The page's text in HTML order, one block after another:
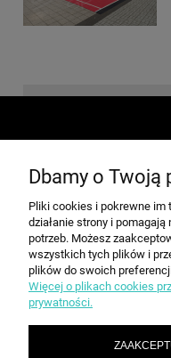
Dbamy o Twoją
Pliki cookies i pokrewne im
działanie strony i
potrzeb. Możesz
wszystkich tych plików i
plików do swoich
Więcej o plikach cookies
prywatności.